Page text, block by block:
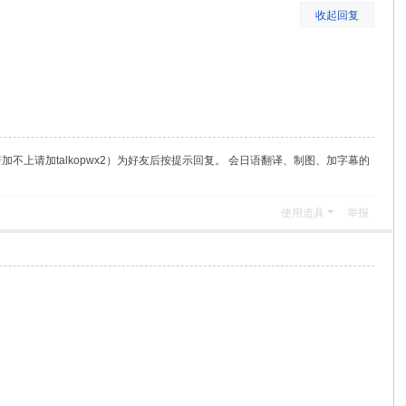
收起回复
不上请加talkopwx2）为好友后按提示回复。 会日语翻译、制图、加字幕的
使用道具 举报